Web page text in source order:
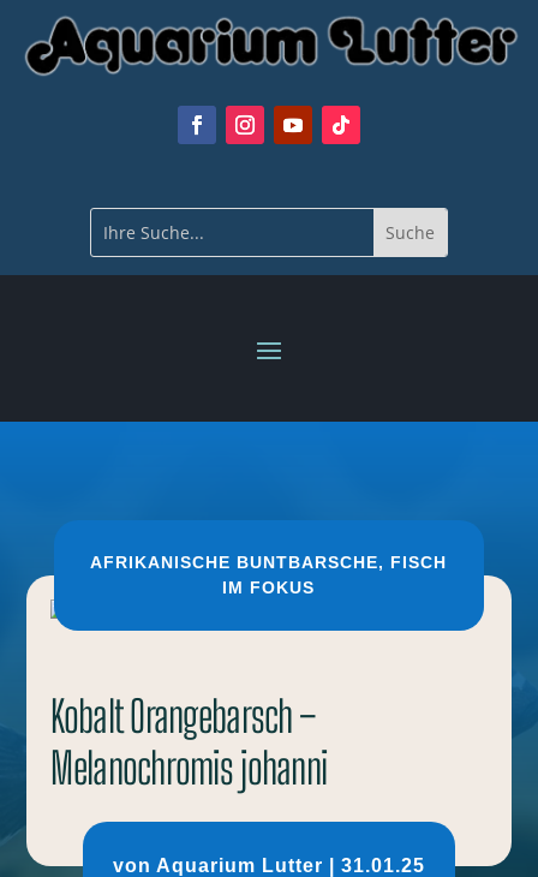
AFRIKANISCHE BUNTBARSCHE, FISCH
IM FOKUS
Kobalt Orangebarsch –
Melanochromis johanni
von Aquarium Lutter 31.01.25